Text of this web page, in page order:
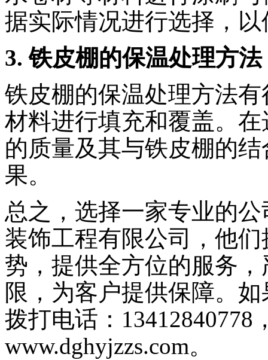
据实际情况进行选择，
3. 铁皮棚的保温处理方法
铁皮棚的保温处理方法
材料进行填充和覆盖。
的质量及其与铁皮棚的
果。
总之，选择一家专业的
装饰工程有限公司，他
势，提供全方位的服务
限，为客户提供保障。
拨打电话：
www.dghyjzzs.com。